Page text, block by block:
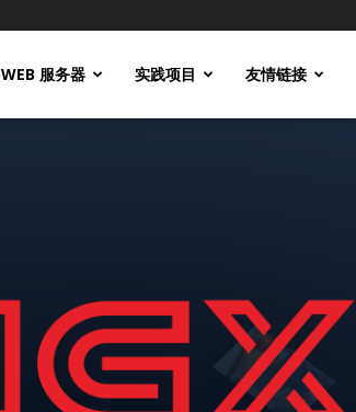
WEB 服务器 实践项目 友情链接